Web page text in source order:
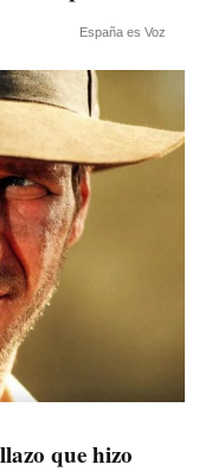
España es Voz
que hizo